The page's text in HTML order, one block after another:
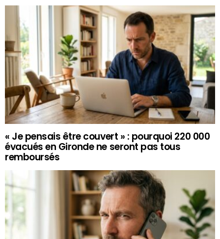
« Je pensais être couvert » : pourquoi 220 000
évacués en Gironde ne seront pas tous
remboursés